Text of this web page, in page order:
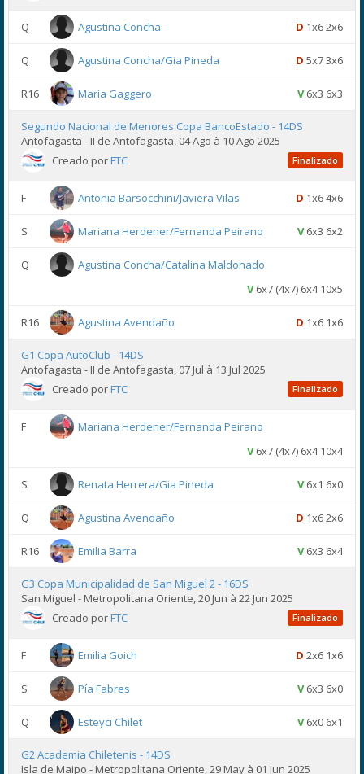
Q Agustina Concha D 1x6 2x6
Q Agustina Concha/Gia Pineda D 5x7 3x6
R16 María Gaggero V6x3 6x3
Segundo Nacional de Menores Copa BancoEstado - 14DS
Antofagasta - II de Antofagasta, 04 Ago à 10 Ago 2025
Creado porFTC Finalizado
F Antonia Barsocchini/Javiera Vilas D 1x6 4x6
S Mariana Herdener/Fernanda Peirano V6x3 6x2
Q
Agustina Concha/Catalina Maldonado
V6x7 (4x7) 6x4 10x5
R16 Agustina Avendaño D 1x6 1x6
G1 Copa AutoClub - 14DS
Antofagasta - II de Antofagasta, 07 Jul à 13 Jul 2025
Creado porFTC Finalizado
F
Mariana Herdener/Fernanda Peirano
V6x7 (4x7) 6x4 10x4
S Renata Herrera/Gia Pineda V6x1 6x0
Q Agustina Avendaño D 1x6 2x6
R16 Emilia Barra V6x3 6x4
G3 Copa Municipalidad de San Miguel 2 - 16DS
San Miguel - Metropolitana Oriente, 20 Jun à 22 Jun 2025
Creado porFTC Finalizado
F Emilia Goich D 2x6 1x6
S Pía Fabres V6x3 6x0
Q Esteyci Chilet V6x0 6x1
G2 Academia Chiletenis - 14DS
Isla de Maipo - Metropolitana Oriente, 29 May à 01 Jun 2025